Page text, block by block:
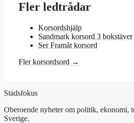
Fler ledtrådar
Korsordshjälp
Sandmark korsord 3 bokstäver
Ser Framåt korsord
Fler korsordsord →
Stadsfokus
Oberoende nyheter om politik, ekonomi,
Sverige.